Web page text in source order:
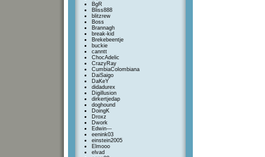
BgR
Bliss888
blitzrew
Boss
Brannagh
break-kid
Brekebeentje
buckie
canntt
ChocAdelic
CrazyRay
CumbiaColombiana
DaiSaigo
DaKeY
didadurex
Digillusion
dirkertjedap
doghound
DoingK
Droxz
Dwork
Edwin---
eenink03
einstein2005
Elmooo
elvad